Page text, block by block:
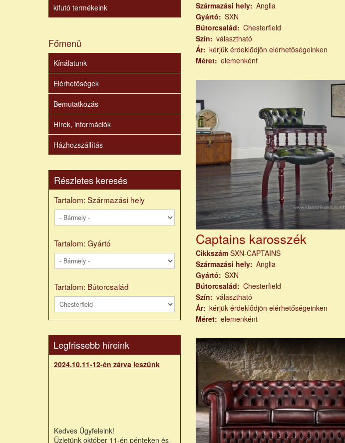
kifutó termékeink
Főmenü
Kínálatunk
Elérhetőségek
Bemutatkozás
Hírek, információk
Házhozszállítás
Részletes keresés
Tartalom: Származási hely
Tartalom: Gyártó
Tartalom: Bútorcsalád
Legfrissebb híreink
2024.10.11-12-én zárva leszünk
Kedves Ügyfeleink!
Üzletünk október 11-én pénteken és
Származási hely Anglia
Gyártó
SXN
Bútorcsalád
Chesterfield
Szín
választható
Ár kérjük érdeklődjön elérhetőségeinken
Méret elemenként
Captains karosszék
Cikkszám SXN-CAPTAINS
Származási hely Anglia
Gyártó
SXN
Bútorcsalád
Chesterfield
Szín
választható
Ár kérjük érdeklődjön elérhetőségeinken
Méret elemenként